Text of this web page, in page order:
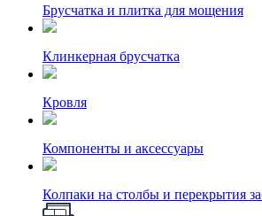
Брусчатка и плитка для мощения
Клинкерная брусчатка
Кровля
Компоненты и аксессуары
Колпаки на столбы и перекрытия